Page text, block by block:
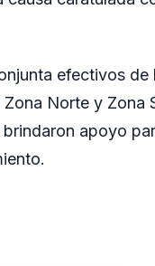
efectivos de
Norte y Zona
apoyo